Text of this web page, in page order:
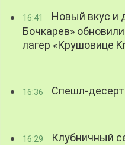
16:41
Новый вкус и
Бочкарев»
лагер «Крушовице
16:36 Спешл-
16:29 Клубничный